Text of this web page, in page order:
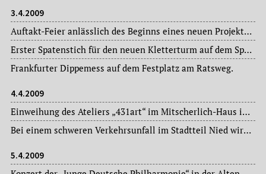
3.4.2009
Auftakt-Feier anlässlich des Beginns eines neuen Projekts der Werkstatt Frankfurt im Saalbau Gallus: Langzeitarbeitslose werden in einer dreijährigen Ausbildung zu Erziehern weitergebildet.
Erster Spatenstich für den neuen Kletterturm auf dem Sportplatz der TSG 1888 Nieder-Erlenbach.
Frankfurter Dippemess auf dem Festplatz am Ratsweg.
4.4.2009
Einweihung des Ateliers „431art“ im Mitscherlich-Haus im Stadtteil Höchst.
Bei einem schweren Verkehrsunfall im Stadtteil Nied wird eine Rentnerin von der Straßenbahn überrollt und dabei tödlich verletzt.
5.4.2009